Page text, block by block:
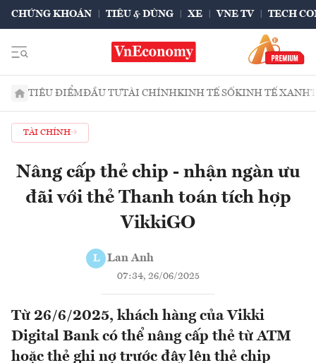
CHỨNG KHOÁN TIÊU & DÙNG XE VNE TV TECH
TIÊU ĐIỂMĐẦU TƯTÀI CHÍNHKINH TẾ SỐKINH TẾ XANH
TÀI CHÍNH
Nâng cấp thẻ chip - nhận ngàn ưu
đãi với thẻ Thanh toán tích hợp
VikkiGO
L Lan Anh
07:34, 26/06/2025
Từ 26/6/2025, khách hàng của Vikki
Digital Bank có thể nâng cấp thẻ từ ATM
hoặc thẻ ghi nợ trước đây lên thẻ chip